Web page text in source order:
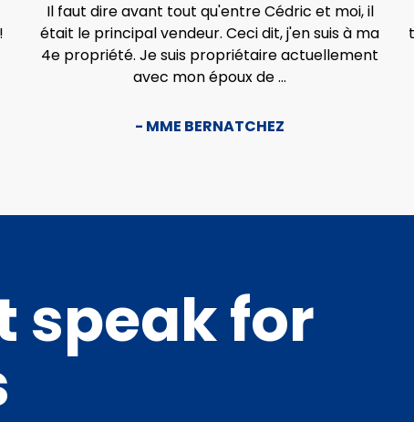
Il faut dire avant tout qu'entre Cédric et moi, il
était le principal vendeur. Ceci dit, j'en suis à ma
4e propriété. Je suis propriétaire actuellement
avec mon époux de ...
- MME BERNATCHEZ
speak for